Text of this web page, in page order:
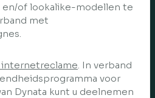
en/of lookalike-modellen te
met
. In verband
voor
Dynata kunt u deelnemen